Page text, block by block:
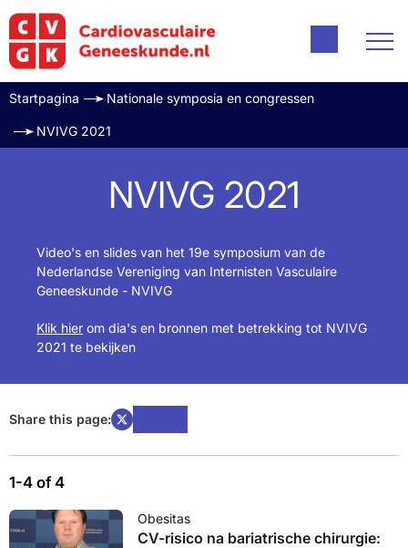
Startpagina Nationale symposia en congressen
NVIVG 2021
NVIVG 2021
Video's en slides van het 19e symposium van de
Nederlandse Vereniging van Internisten Vasculaire
Geneeskunde - NVIVG
Klik hier om dia's en bronnen met betrekking tot NVIVG
2021 te bekijken
Share this page:
1-4 of 4
Obesitas
CV-risico na bariatrische chirurgie: